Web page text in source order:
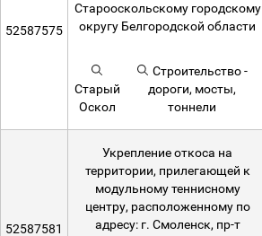
52587575
Старооскольскому городскому
округу Белгородской области
Старый
Оскол
Строительство -
дороги, мосты,
тоннели
52587581
Укрепление откоса на
территории, прилегающей к
модульному теннисному
центру, расположенному по
адресу: г. Смоленск, пр-т